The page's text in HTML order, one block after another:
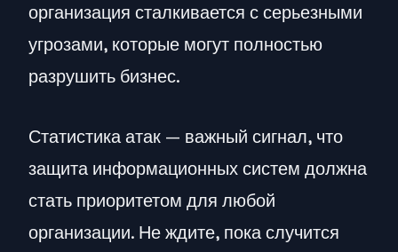
организация сталкивается с серьезными
угрозами, которые могут полностью
разрушить бизнес.
Статистика атак — важный сигнал, что
защита информационных систем должна
стать приоритетом для любой
организации. Не ждите, пока случится